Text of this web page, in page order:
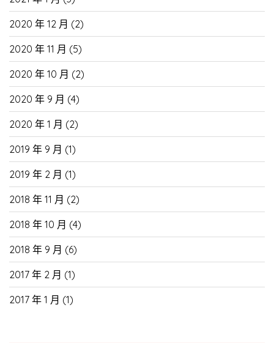
2020 年 12 月 (2)
2020 年 11 月 (5)
2020 年 10 月 (2)
2020 年 9 月 (4)
2020 年 1 月 (2)
2019 年 9 月 (1)
2019 年 2 月 (1)
2018 年 11 月 (2)
2018 年 10 月 (4)
2018 年 9 月 (6)
2017 年 2 月 (1)
2017 年 1 月 (1)